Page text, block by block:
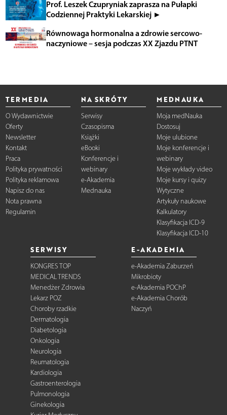
Prof. Leszek Czupryniak zaprasza na Pułapki
Codziennej Praktyki Lekarskiej ►
Równowaga hormonalna a zdrowie sercowo-
naczyniowe – sesja podczas XX Zjazdu PTNT
TERMEDIA
O Wydawnictwie
Oferty
Newsletter
Kontakt
Praca
Polityka prywatności
Polityka reklamowa
Napisz do nas
Nota prawna
Regulamin
NA SKRÓTY
Serwisy
Czasopisma
Książki
eBooki
Konferencje i
webinary
e-Akademia
Mednauka
MEDNAUKA
Moja medNauka
Dostosuj
Moje ulubione
Moje konferencje i
webinary
Moje wykłady video
Moje kursy i quizy
Wytyczne
Artykuły naukowe
Kalkulatory
Klasyfikacja ICD-9
Klasyfikacja ICD-10
SERWISY
KONGRES TOP
MEDICAL TRENDS
Menedżer Zdrowia
Lekarz POZ
Choroby rzadkie
Dermatologia
Diabetologia
Onkologia
Neurologia
Reumatologia
Kardiologia
Gastroenterologia
Pulmonologia
Ginekologia
E-AKADEMIA
e-Akademia Zaburzeń
Mikrobioty
e-Akademia POChP
e-Akademia Chorób
Naczyń